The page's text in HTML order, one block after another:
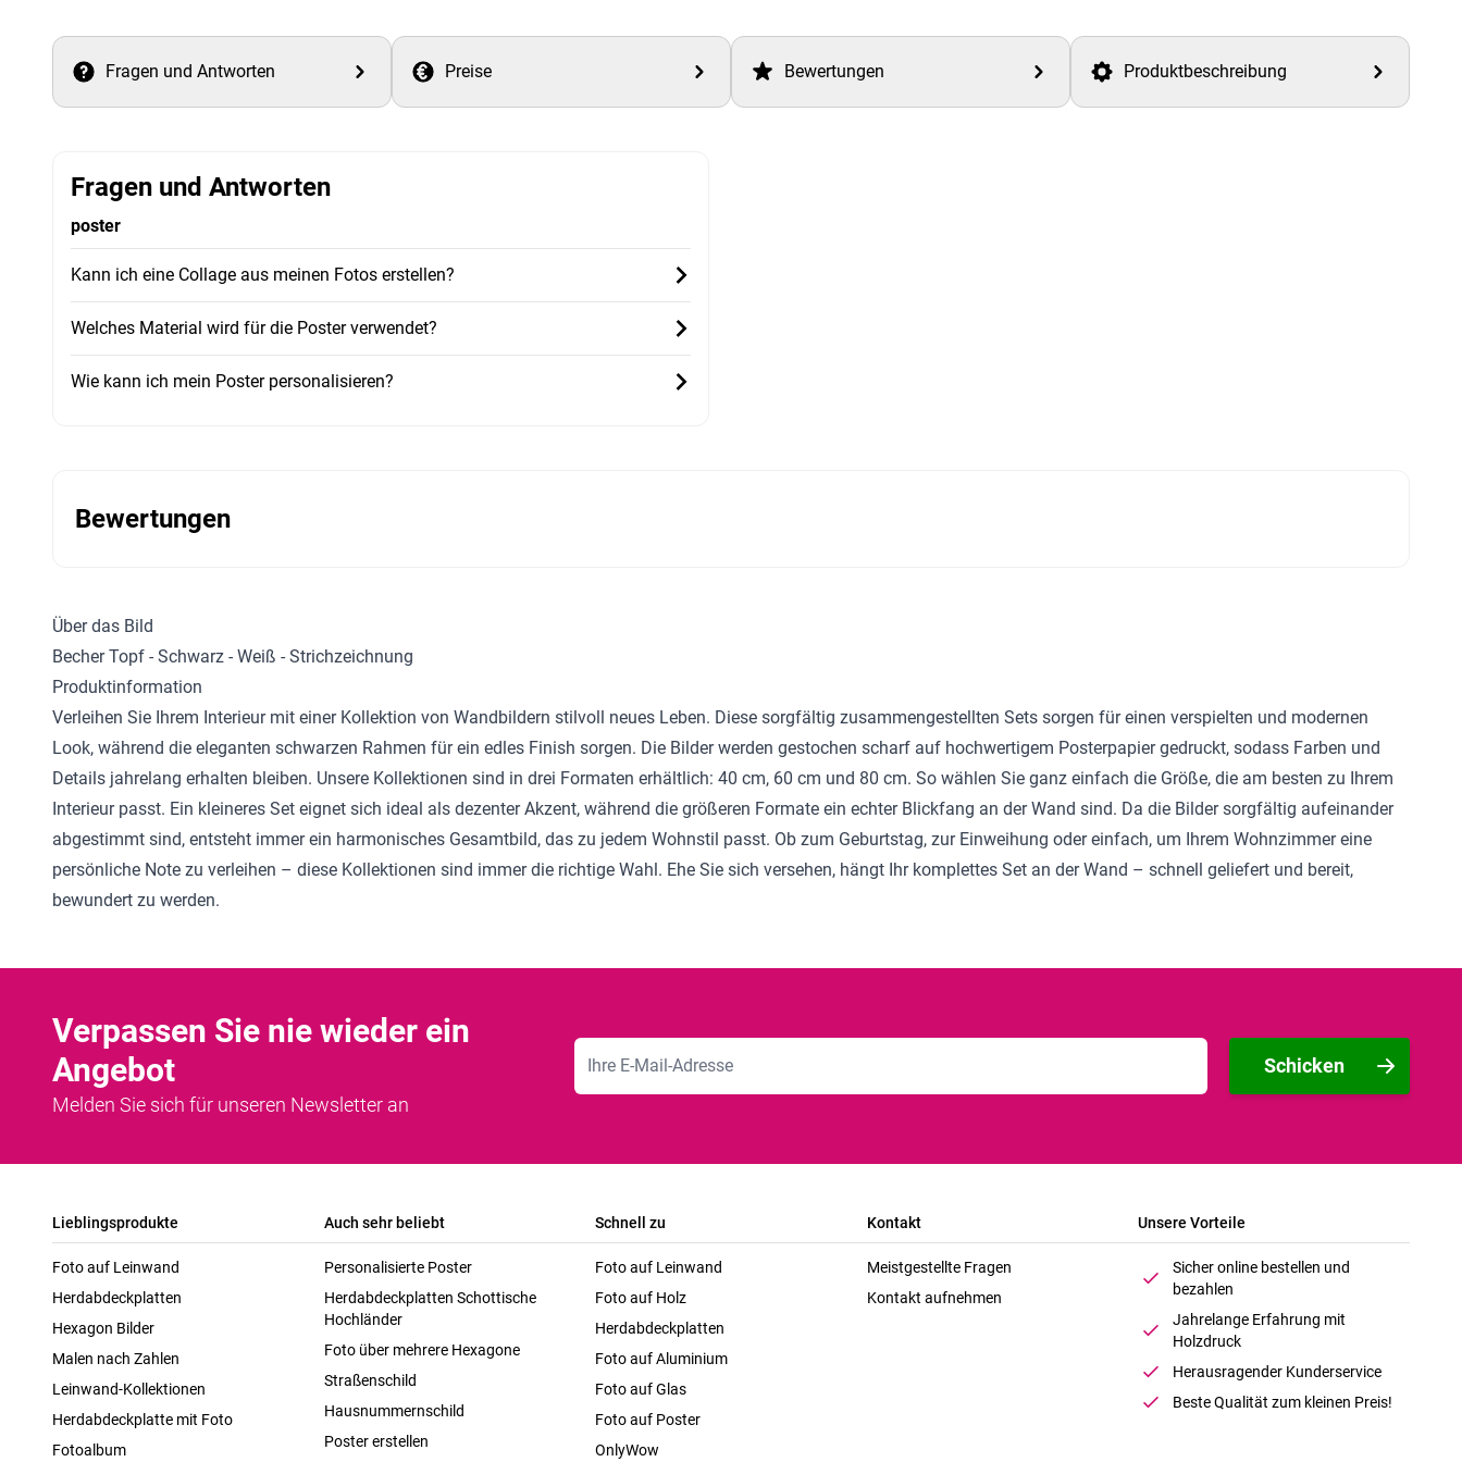
Fragen und Antworten Preise Bewertungen Produktbeschreibung
Fragen und Antworten
poster
Kann ich eine Collage aus meinen Fotos erstellen?
Welches Material wird für die Poster verwendet?
Wie kann ich mein Poster personalisieren?
Bewertungen
Über das Bild
Becher Topf - Schwarz - Weiß - Strichzeichnung
Produktinformation
Verleihen Sie Ihrem Interieur mit einer Kollektion von Wandbildern stilvoll neues Leben. Diese sorgfältig zusammengestellten Sets sorgen für einen verspielten und modernen
Look, während die eleganten schwarzen Rahmen für ein edles Finish sorgen. Die Bilder werden gestochen scharf auf hochwertigem Posterpapier gedruckt, sodass Farben und
Details jahrelang erhalten bleiben. Unsere Kollektionen sind in drei Formaten erhältlich: 40 cm, 60 cm und 80 cm. So wählen Sie ganz einfach die Größe, die am besten zu Ihrem
Interieur passt. Ein kleineres Set eignet sich ideal als dezenter Akzent, während die größeren Formate ein echter Blickfang an der Wand sind. Da die Bilder sorgfältig aufeinander
abgestimmt sind, entsteht immer ein harmonisches Gesamtbild, das zu jedem Wohnstil passt. Ob zum Geburtstag, zur Einweihung oder einfach, um Ihrem Wohnzimmer eine
persönliche Note zu verleihen – diese Kollektionen sind immer die richtige Wahl. Ehe Sie sich versehen, hängt Ihr komplettes Set an der Wand – schnell geliefert und bereit,
bewundert zu werden.
Verpassen Sie nie wieder ein
Angebot
Melden Sie sich für unseren Newsletter an
E-Mailadresse
Schicken
Lieblingsprodukte
Foto auf Leinwand
Herdabdeckplatten
Hexagon Bilder
Malen nach Zahlen
Leinwand-Kollektionen
Herdabdeckplatte mit Foto
Fotoalbum
Auch sehr beliebt
Personalisierte Poster
Herdabdeckplatten Schottische
Hochländer
Foto über mehrere Hexagone
Straßenschild
Hausnummernschild
Poster erstellen
Schnell zu
Foto auf Leinwand
Foto auf Holz
Herdabdeckplatten
Foto auf Aluminium
Foto auf Glas
Foto auf Poster
OnlyWow
Kontakt
Meistgestellte Fragen
Kontakt aufnehmen
Unsere Vorteile
Sicher online bestellen und
bezahlen
Jahrelange Erfahrung mit
Holzdruck
Herausragender Kunderservice
Beste Qualität zum kleinen Preis!